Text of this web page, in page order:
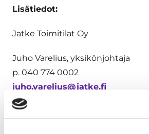
Lisätiedot:
Jatke Toimitilat Oy
Juho Varelius, yksikönjohtaja
p. 040 774 0002
juho.varelius@jatke.fi
Mikael Lähteenmäki, työpäällikkö